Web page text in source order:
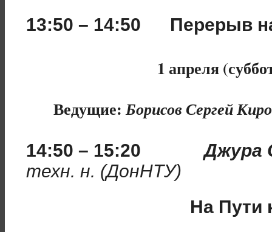
13:50 – 14:50 Перерыв
1 апреля
Ведущие:Борисов Сергей
14:50 – 15:20Джура
техн. н. (ДонНТУ)
На Пути